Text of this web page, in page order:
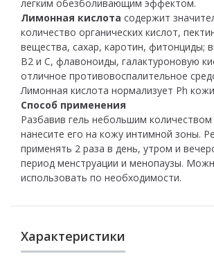
легким обезболивающим эффектом.
Лимонная кислота содержит
количество органических кислот,
вещества, сахар, каротин, фитонциды;
В2 и С, флавоноиды, галактуроновую
отличное противовоспалительное
Лимонная кислота нормализует Ph
Способ применения
Разбавив гель небольшим
нанесите его на кожу интимной зоны.
применять 2 раза в день, утром и
период менструации и менопаузы.
использовать по необходимости.
Характеристики